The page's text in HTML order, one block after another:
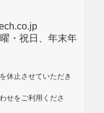
・祝日、年末年
休止させていただき
せをご利用くださ